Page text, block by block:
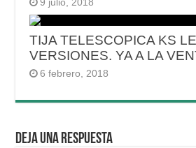
9 julio, 2018
TIJA TELESCOPICA KS
VERSIONES. YA A LA
6 febrero, 2018
Deja una respuesta